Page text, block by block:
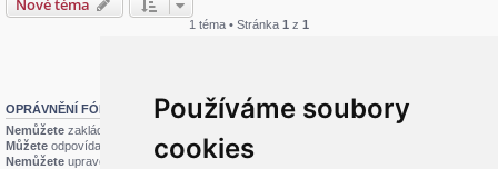
Používáme soubory
cookies
Nové téma
1 téma • Stránka 1 z 1
OPRÁVNĚNÍ FÓRA
Nemůžete zakládat nová témata v tomto fóru
Můžete odpovídat v tomto fóru
Nemůžete upravovat své příspěvky v tomto fóru